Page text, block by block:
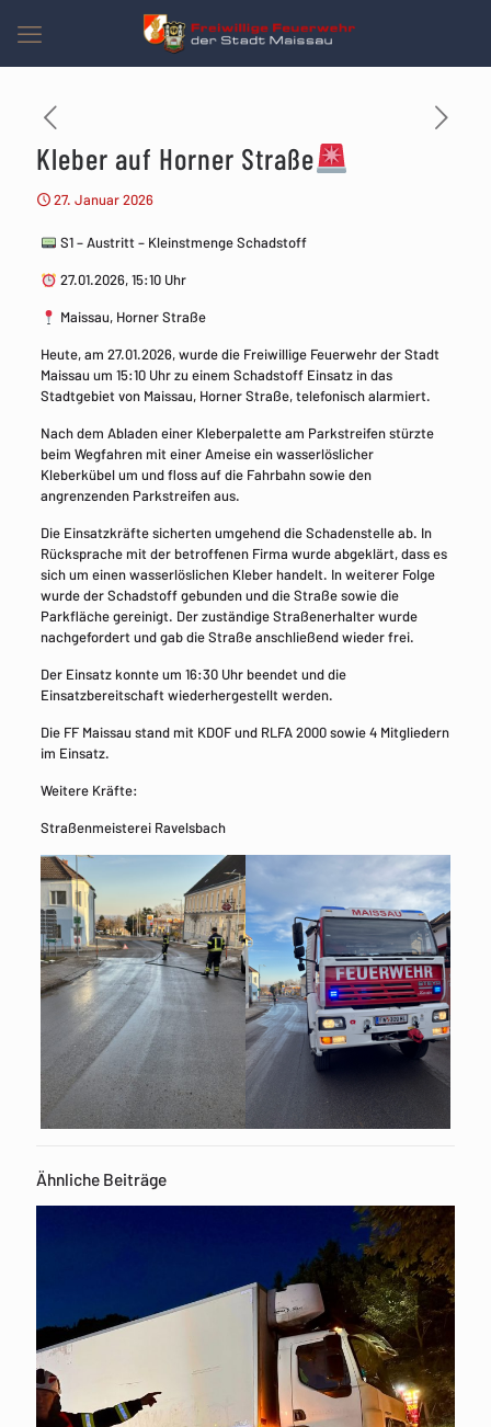
Kleber auf Horner Straße
27. Januar 2026
S1 – Austritt – Kleinstmenge Schadstoff
27.01.2026, 15:10 Uhr
Maissau, Horner Straße
Heute, am 27.01.2026, wurde die Freiwillige Feuerwehr der Stadt
Maissau um 15:10 Uhr zu einem Schadstoff Einsatz in das
Stadtgebiet von Maissau, Horner Straße, telefonisch alarmiert.
Nach dem Abladen einer Kleberpalette am Parkstreifen stürzte
beim Wegfahren mit einer Ameise ein wasserlöslicher
Kleberkübel um und floss auf die Fahrbahn sowie den
angrenzenden Parkstreifen aus.
Die Einsatzkräfte sicherten umgehend die Schadenstelle ab. In
Rücksprache mit der betroffenen Firma wurde abgeklärt, dass es
sich um einen wasserlöslichen Kleber handelt. In weiterer Folge
wurde der Schadstoff gebunden und die Straße sowie die
Parkfläche gereinigt. Der zuständige Straßenerhalter wurde
nachgefordert und gab die Straße anschließend wieder frei.
Der Einsatz konnte um 16:30 Uhr beendet und die
Einsatzbereitschaft wiederhergestellt werden.
Die FF Maissau stand mit KDOF und RLFA 2000 sowie 4 Mitgliedern
im Einsatz.
Weitere Kräfte:
Straßenmeisterei Ravelsbach
Ähnliche Beiträge